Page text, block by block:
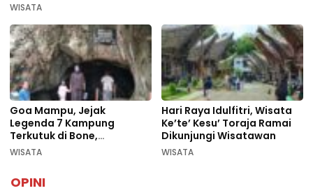
WISATA
Goa Mampu, Jejak
Legenda 7 Kampung
Terkutuk di Bone,
Rekomendasi Liburan
WISATA
Hari Raya Idulfitri, Wisata
Ke’te’ Kesu’ Toraja Ramai
Dikunjungi Wisatawan
WISATA
OPINI